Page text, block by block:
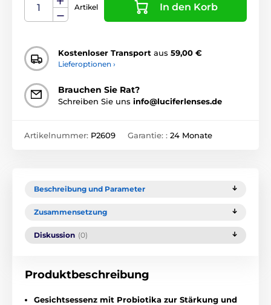
Artikel In den Korb
Kostenloser Transport aus 59,00 €
Lieferoptionen ›
Brauchen Sie Rat?
Schreiben Sie uns info@luciferlenses.de
Artikelnummer: P2609 Garantie: : 24 Monate
Beschreibung und Parameter
Zusammensetzung
Diskussion (0)
Produktbeschreibung
Gesichtsessenz mit Probiotika zur Stärkung und